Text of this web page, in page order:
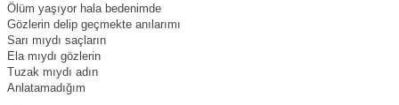
Ölüm yaşıyor hala bedenimde
Gözlerin delip geçmekte anılarımı
Sarı mıydı saçların
Ela mıydı gözlerin
Tuzak mıydı adın
Anlatamadığım